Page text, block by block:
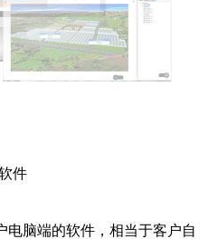
件
电脑端的软件，相当于客户自